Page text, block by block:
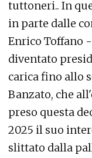
tuttoneri.. In
in parte dalle
Enrico Toffano
diventato
carica fino allo
Banzato, che
preso questa
2025 il suo
slittato dalla